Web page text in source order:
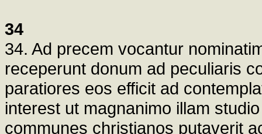
34
34. Ad precem vocantur
receperunt donum ad peculiaris
paratiores eos efficit ad
interest ut magnanimo illam
communes christianos putaverit